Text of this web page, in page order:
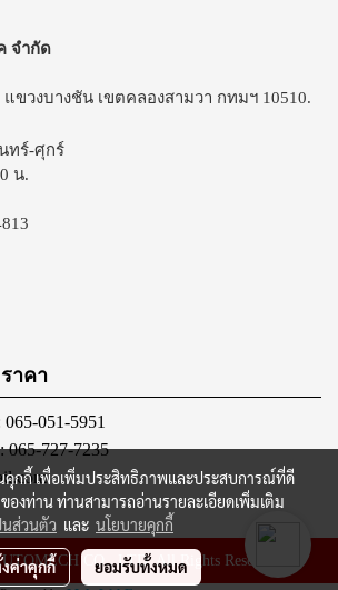
จำกัด
ขวงบางชัน เขตคลองสามวา กทมฯ 10510.
ทร์-ศุกร์
น.
าคา
051-5951
727-7235
CO., LTD. All Rights Reserved.
คุกกี้ เพื่อเพิ่มประสิทธิภาพและประสบการณ์ที่ดี
ของท่าน ท่านสามารถอ่านรายละเอียดเพิ่มเติม
นส่วนตัว และ นโยบายคุกกี้
ค่าคุกกี้ ยอมรับทั้งหมด